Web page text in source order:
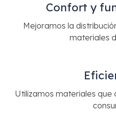
Confort y
Mejoramos la
materiales
Utilizamos materiales que